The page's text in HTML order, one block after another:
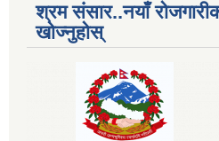
श्रम संसार..नयाँ
खोज्नुहोस्